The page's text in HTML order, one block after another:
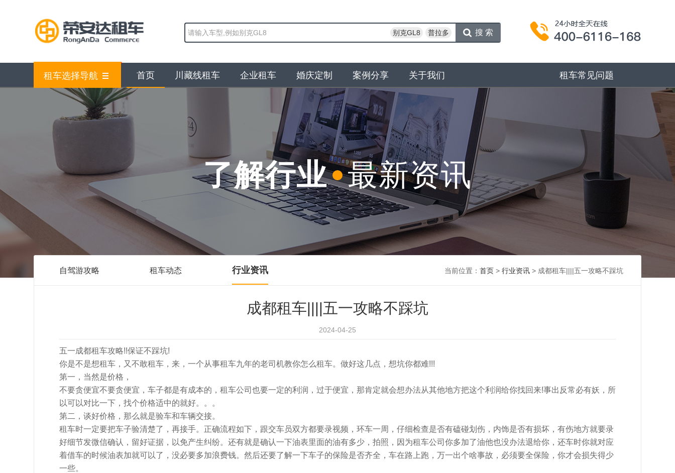
别克GL8 普拉多 搜索
租车选择导航 首页 川藏线租车 企业租车 婚庆定制 案例分享 关于我们 租车常见问题
了解行业 最新资讯
自驾游攻略 租车动态 行业资讯 当前位置： 首页 > 行业资讯 > 成都租车||||五一攻略不踩坑
成都租车||||五一攻略不踩坑
2024-04-25
五一成都租车攻略!!保证不踩坑!
你是不是想租车，又不敢租车，来，一个从事租车九年的老司机教你怎么租车。做好这几点，想坑你都难!!!
第一，当然是价格，
不要贪便宜不要贪便宜，车子都是有成本的，租车公司也要一定的利润，过于便宜，那肯定就会想办法从其他地方把这个利润给你找回来!事出反常必有妖，所
以可以对比一下，找个价格适中的就好。。。
第二，谈好价格，那么就是验车和车辆交接。
租车时一定要把车子验清楚了，再接手。正确流程如下，跟交车员双方都要录视频，环车一周，仔细检查是否有磕碰划伤，内饰是否有损坏，有伤地方就要录
好细节发微信确认，留好证据，以免产生纠纷。还有就是确认一下油表里面的油有多少，拍照，因为租车公司你多加了油他也没办法退给你，还车时你就对应
着借车的时候油表加就可以了，没必要多加浪费钱。然后还要了解一下车子的保险是否齐全，车在路上跑，万一出个啥事故，必须要全保险，你才会损失得少
一些。